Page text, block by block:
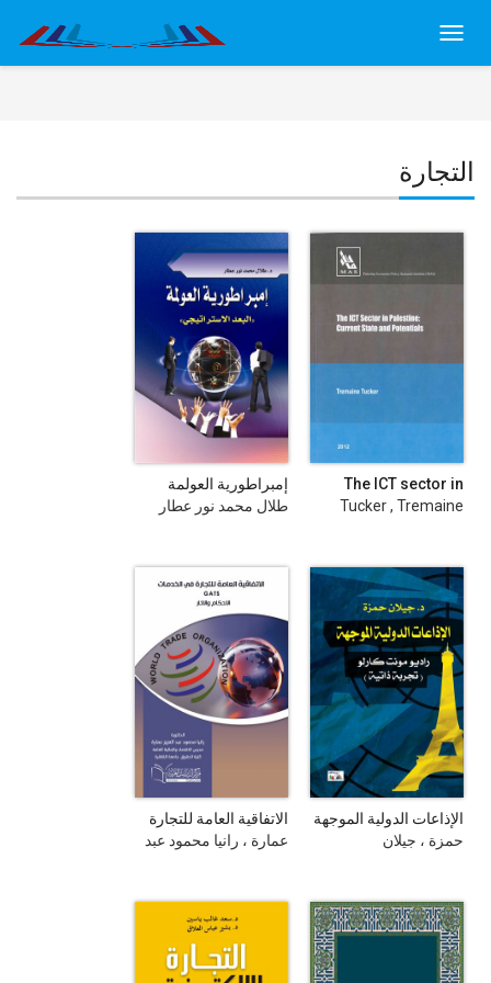
التجارة
The ICT sector in
palestine
Tucker , Tremaine
إمبراطورية العولمة
طلال محمد نور عطار
الإذاعات الدولية الموجهة
: راديو مونت كارلو :
حمزة ، جيلان
الاتفاقية العامة للتجارة
في الخدمات Gats :
عمارة ، رانيا محمود عبد